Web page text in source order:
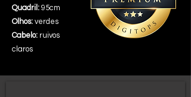
Quadril: 95cm
Olhos: verdes
Cabelo: ruivos
claros